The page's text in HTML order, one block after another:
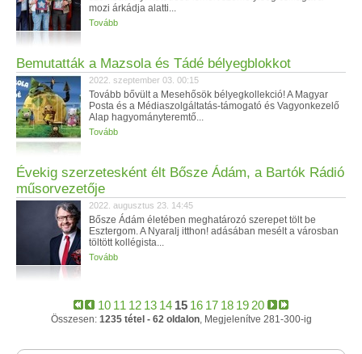
mozi árkádja alatti...
Tovább
Bemutatták a Mazsola és Tádé bélyegblokkot
2022. szeptember 03. 00:15
Tovább bővült a Mesehősök bélyegkollekció! A Magyar
Posta és a Médiaszolgáltatás-támogató és Vagyonkezelő
Alap hagyományteremtő...
Tovább
Évekig szerzetesként élt Bősze Ádám, a Bartók Rádió
műsorvezetője
2022. augusztus 23. 14:45
Bősze Ádám életében meghatározó szerepet tölt be
Esztergom. A Nyaralj itthon! adásában mesélt a városban
töltött kollégista...
Tovább
10 11 12 13 14 15 16 17 18 19 20
Összesen: 1235 tétel - 62 oldalon, Megjelenítve 281-300-ig